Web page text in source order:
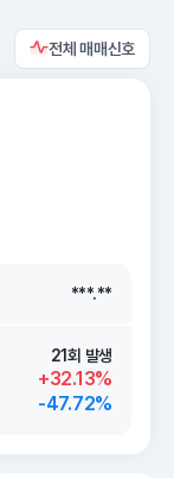
전체 매매신호
***.**
21회 발생
+32.13%
-47.72%